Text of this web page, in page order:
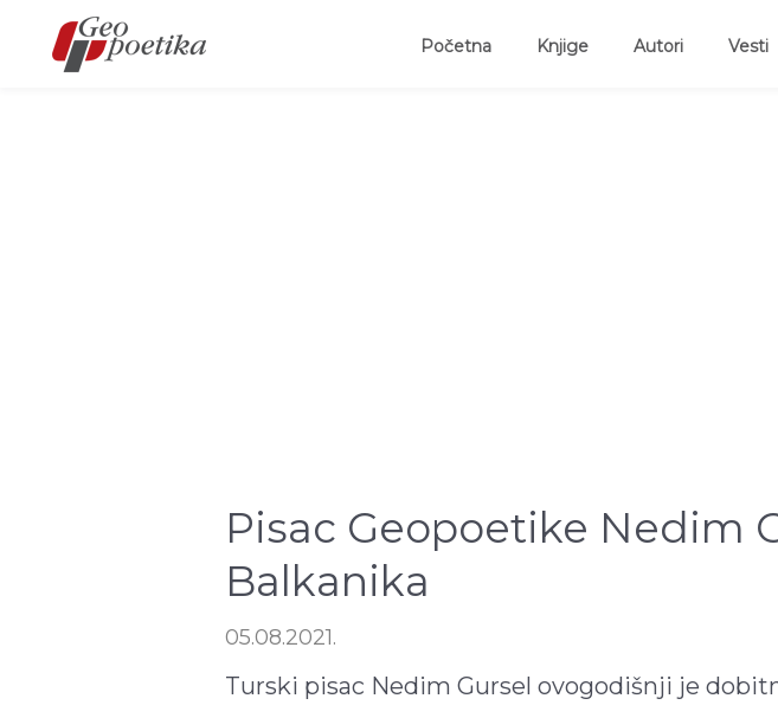
Početna(current)Knjige Autori Vesti
Pisac Geopoetike Nedim
Balkanika
05.08.2021.
Turski pisac Nedim Gursel ovogodišnji je